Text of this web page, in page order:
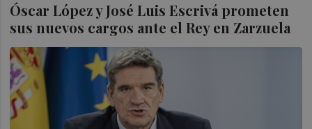
Óscar López y José Luis Escrivá prometen
sus nuevos cargos ante el Rey en Zarzuela